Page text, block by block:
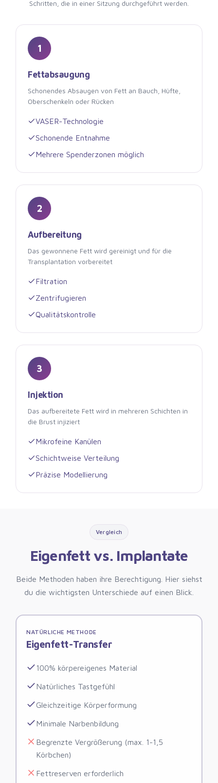
Schritten, die in einer Sitzung durchgeführt werden.
1
Fettabsaugung
Schonendes Absaugen von Fett an Bauch, Hüfte,
Oberschenkeln oder Rücken
VASER-Technologie
Schonende Entnahme
Mehrere Spenderzonen möglich
2
Aufbereitung
Das gewonnene Fett wird gereinigt und für die
Transplantation vorbereitet
Filtration
Zentrifugieren
Qualitätskontrolle
3
Injektion
Das aufbereitete Fett wird in mehreren Schichten in
die Brust injiziert
Mikrofeine Kanülen
Schichtweise Verteilung
Präzise Modellierung
Vergleich
Eigenfett vs. Implantate
Beide Methoden haben ihre Berechtigung. Hier siehst
du die wichtigsten Unterschiede auf einen Blick.
NATÜRLICHE METHODE
Eigenfett-Transfer
100% körpereigenes Material
Natürliches Tastgefühl
Gleichzeitige Körperformung
Minimale Narbenbildung
Begrenzte Vergrößerung (max. 1-1,5
Körbchen)
Fettreserven erforderlich